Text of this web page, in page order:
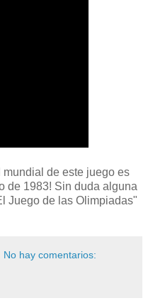
de este juego es
de 1983! Sin duda alguna
Juego de las Olimpiadas"
No hay comentarios: